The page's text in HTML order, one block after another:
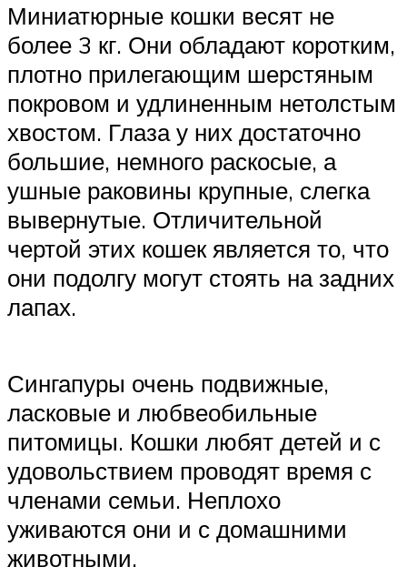
Миниатюрные кошки весят не
более 3 кг. Они обладают коротким,
плотно прилегающим шерстяным
покровом и удлиненным нетолстым
хвостом. Глаза у них достаточно
большие, немного раскосые, а
ушные раковины крупные, слегка
вывернутые. Отличительной
чертой этих кошек является то, что
они подолгу могут стоять на задних
лапах.
Сингапуры очень подвижные,
ласковые и любвеобильные
питомицы. Кошки любят детей и с
удовольствием проводят время с
членами семьи. Неплохо
уживаются они и с домашними
животными.